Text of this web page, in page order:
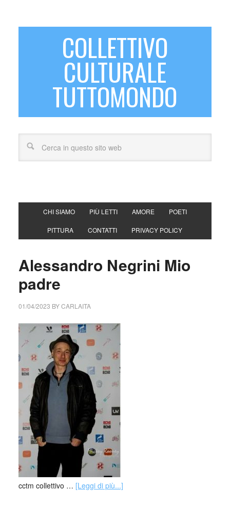
COLLETTIVO
CULTURALE
TUTTOMONDO
CHI SIAMO PIÙ LETTI AMORE POETI
PITTURA CONTATTI PRIVACY POLICY
Alessandro Negrini Mio
padre
01/04/2023 BYCARLAITA
cctm collettivo … [Leggi di più...]